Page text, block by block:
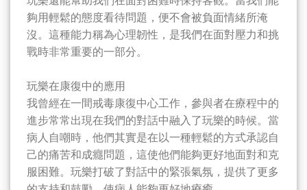
夠用輕鬆的態度看待問題，便不會被負面情緒所淹
沒。這種能力稱為心理韌性，是我們在面對壓力和挑
戰時非常重要的一部分。
玩樂在康復中的應用
我曾經在一間戒毒康復中心工作，參與者在療程中的
進步常常出現在我們的對話中融入了玩樂的時候。當
病人自嘲時，他們其實是在以一種輕鬆的方式承認自
己的痛苦和成癮問題，這使他們能夠更好地面對和克
服困難。玩樂打破了對話中的緊張氣氛，提供了更多